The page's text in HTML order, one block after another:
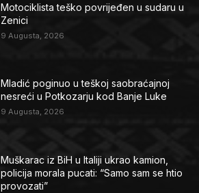
Motociklista teško povrijeđen u sudaru u
Zenici
9 Augusta, 2026
Mladić poginuo u teškoj saobraćajnoj
nesreći u Potkozarju kod Banje Luke
9 Augusta, 2026
Muškarac iz BiH u Italiji ukrao kamion,
policija morala pucati: “Samo sam se htio
provozati”